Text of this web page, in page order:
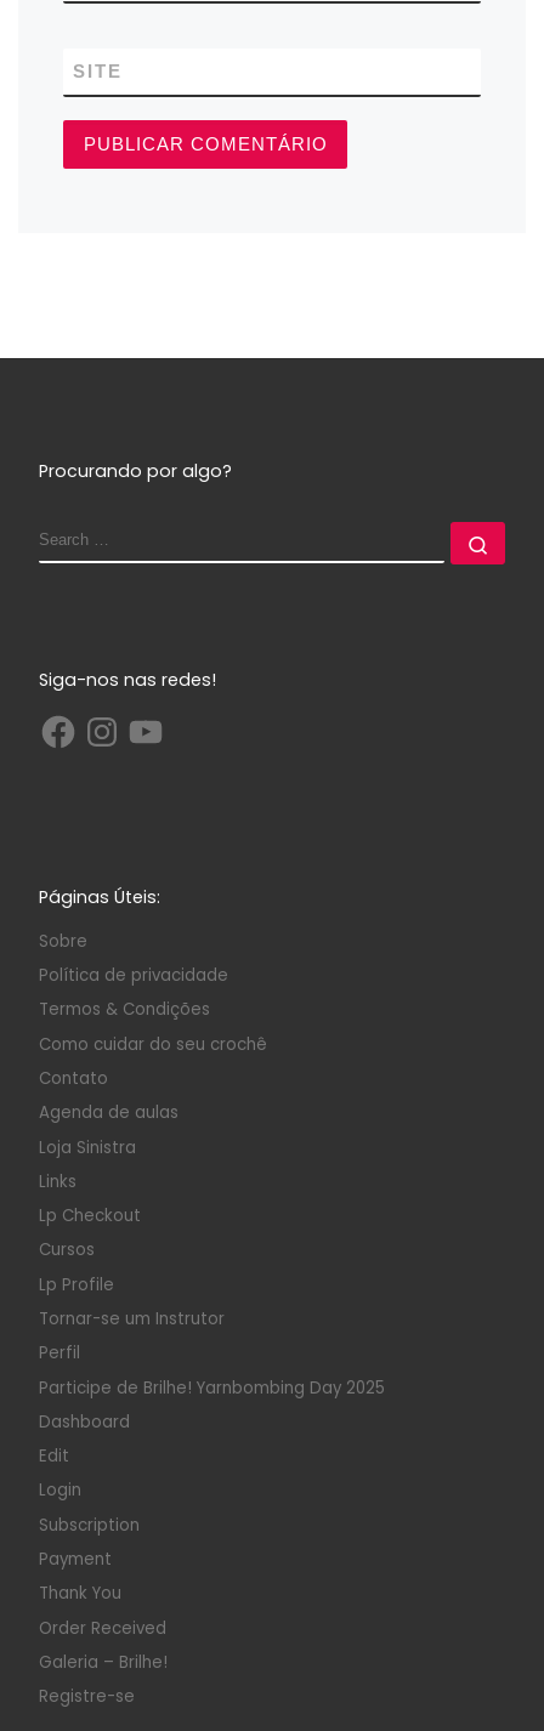
SITE
Procurando por algo?
Siga-nos nas redes!
Páginas Úteis:
Sobre
Política de privacidade
Termos & Condições
Como cuidar do seu crochê
Contato
Agenda de aulas
Loja Sinistra
Links
Lp Checkout
Cursos
Lp Profile
Tornar-se um Instrutor
Perfil
Participe de Brilhe! Yarnbombing Day 2025
Dashboard
Edit
Login
Subscription
Payment
Thank You
Order Received
Galeria – Brilhe!
Registre-se